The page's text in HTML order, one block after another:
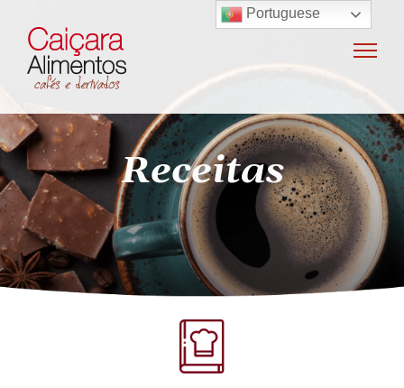
Sobre o grupo
Máquinas de café
Locação e vendas de máquinas de café
Insumos para máquinas de café
Manutenção e oficina
Terceirização
Export
Nossas marcas
Produtos
Receitas
Portuguese